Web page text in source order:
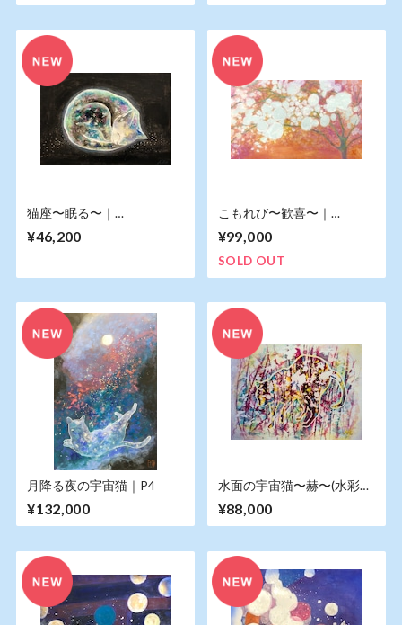
猫座〜眠る〜｜
16.6×24.2cm
¥46,200
こもれび〜歓喜〜｜
18.2×29.8cm
¥99,000
SOLD OUT
月降る夜の宇宙猫｜P4
¥132,000
水面の宇宙猫〜赫〜(水彩
画)｜八切りサイズ
¥88,000